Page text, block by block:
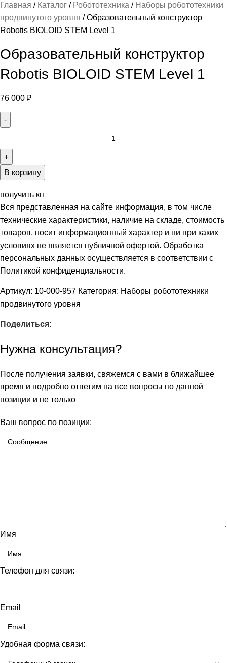
Главная Каталог Робототехника
Наборы робототехники
продвинутого уровня
Образовательный конструктор
Robotis BIOLOID STEM Level 1
Образовательный конструктор
Robotis BIOLOID STEM Level 1
76 000 ₽
В корзину
получить кп
Вся представленная на сайте информация, в том числе
технические характеристики, наличие на складе, стоимость
товаров, носит информационный характер и ни при каких
условиях не является публичной офертой. Обработка
персональных данных осуществляется в соответствии с
Политикой конфиденциальности.
Артикул: 10-000-957 Категория: Наборы робототехники
продвинутого уровня
Поделиться:
Нужна консультация?
После получения заявки, свяжемся с вами в ближайшее
время и подробно ответим на все вопросы по данной
позиции и не только
Ваш вопрос по позиции:
Имя
Телефон для связи:
Email
Удобная форма связи: